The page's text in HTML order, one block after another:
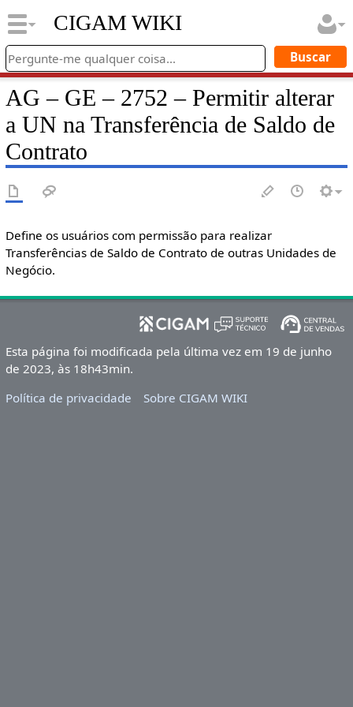
CIGAM WIKI
AG – GE – 2752 – Permitir alterar
a UN na Transferência de Saldo de
Contrato
Define os usuários com permissão para realizar
Transferências de Saldo de Contrato de outras Unidades de
Negócio.
Esta página foi modificada pela última vez em 19 de junho
de 2023, às 18h43min.
Política de privacidade
Sobre CIGAM WIKI